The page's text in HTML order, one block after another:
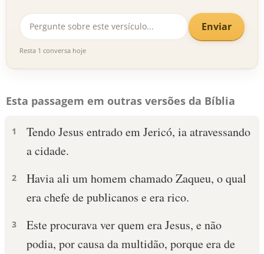
Enviar
Resta 1 conversa hoje
Esta passagem em outras versões da Bíblia
1
Tendo Jesus entrado em Jericó, ia atravessando
a cidade.
2
Havia ali um homem chamado Zaqueu, o qual
era chefe de publicanos e era rico.
3
Este procurava ver quem era Jesus, e não
podia, por causa da multidão, porque era de